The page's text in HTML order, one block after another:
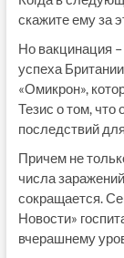
скажите ему за
Но вакцинация
успеха
«Омикрон»,
Тезис о том,
последствий
Причем не
числа
сокращается.
Новости»
вчерашнему